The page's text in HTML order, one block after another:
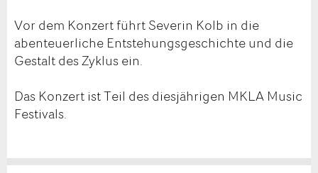
Vor dem Konzert führt Severin Kolb in die
abenteuerliche Entstehungsgeschichte und die
Gestalt des Zyklus ein.
Das Konzert ist Teil des diesjährigen MKLA Music
Festivals.